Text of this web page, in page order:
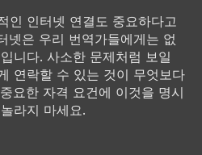
인 인터넷 연결도 중요하다고
넷은 우리 번역가들에게는 없
니다. 사소한 문제처럼 보일
연락할 수 있는 것이 무엇보다
요한 자격 요건에 이것을 명시
라지 마세요.